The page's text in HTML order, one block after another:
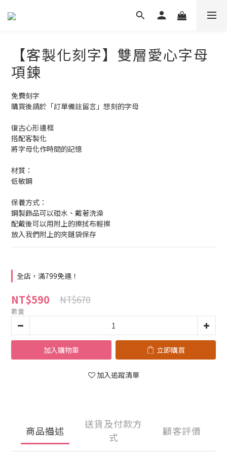
【客製化刻字】雙層愛心字母
項鍊
免費刻字
購買後請於「訂單備註留言」想刻的字母
復古心形邊框
搭配客製化
將字母化作時間的記憶
材質：
低敏鋼
保養方式：
鋼製飾品可以碰水、戴著洗澡
配戴後可以用附上的擦拭布輕擦
放入我們附上的夾鏈袋保存
全店，滿799免運！
NT$590 NT$670
數量
加入購物車 立即購買
加入追蹤清單
商品描述
送貨及付款方
式
顧客評價